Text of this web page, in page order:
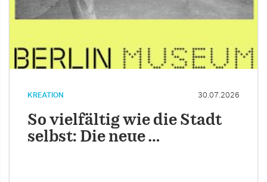
KREATION 30.07.2026
So vielfältig wie die Stadt
selbst: Die neue …